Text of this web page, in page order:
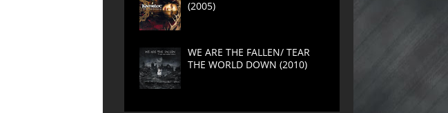
(2005)
WE ARE THE FALLEN/ TEAR
THE WORLD DOWN (2010)